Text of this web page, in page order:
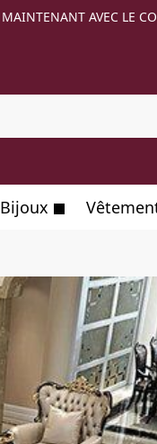
MAINTENANT AVEC LE
Bijoux